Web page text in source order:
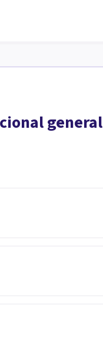
general